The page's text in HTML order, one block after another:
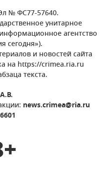
№ ФС77-57640.
унитарное
агентство
сегодня»).
и новостей сайта
на https://crimea.ria.ru
текста.
news.crimea@ria.ru